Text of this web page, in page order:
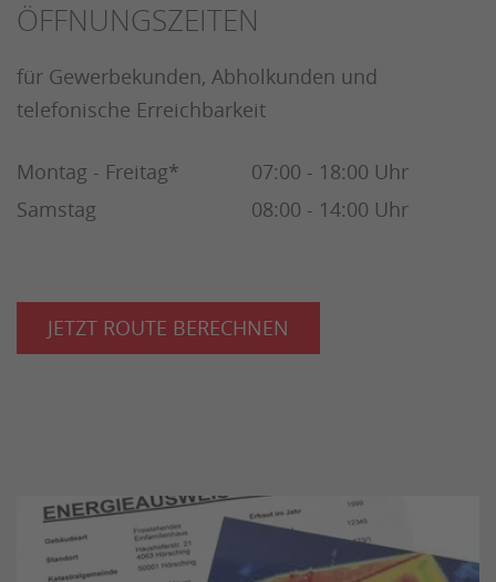
Akzeptieren
ÖFFNUNGSZEITEN
für Gewerbekunden, Abholkunden und
telefonische Erreichbarkeit
Montag - Freitag*
07:00 - 18:00 Uhr
Samstag
08:00 - 14:00 Uhr
JETZT ROUTE BERECHNEN